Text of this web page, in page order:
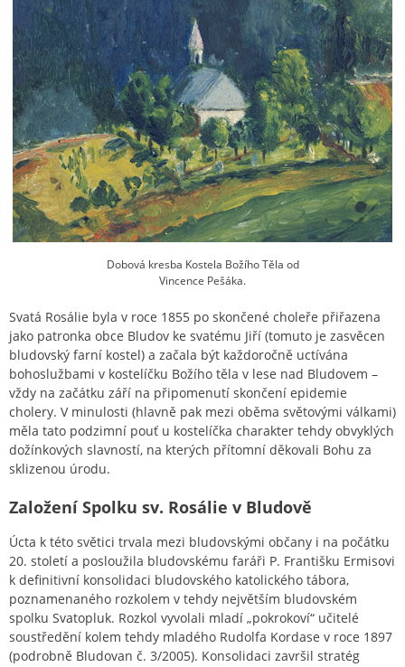
Dobová kresba Kostela Božího Těla od
Vincence Pešáka.
Svatá Rosálie byla v roce 1855 po skončené choleře přiřazena
jako patronka obce Bludov ke svatému Jiří (tomuto je zasvěcen
bludovský farní kostel) a začala být každoročně uctívána
bohoslužbami v kostelíčku Božího těla v lese nad Bludovem –
vždy na začátku září na připomenutí skončení epidemie
cholery. V minulosti (hlavně pak mezi oběma světovými válkami)
měla tato podzimní pouť u kostelíčka charakter tehdy obvyklých
dožínkových slavností, na kterých přítomní děkovali Bohu za
sklizenou úrodu.
Založení Spolku sv. Rosálie v Bludově
Úcta k této světici trvala mezi bludovskými občany i na počátku
20. století a posloužila bludovskému faráři P. Františku Ermisovi
k definitivní konsolidaci bludovského katolického tábora,
poznamenaného rozkolem v tehdy největším bludovském
spolku Svatopluk. Rozkol vyvolali mladí „pokrokoví“ učitelé
soustředění kolem tehdy mladého Rudolfa Kordase v roce 1897
(podrobně Bludovan č. 3/2005). Konsolidaci završil stratég